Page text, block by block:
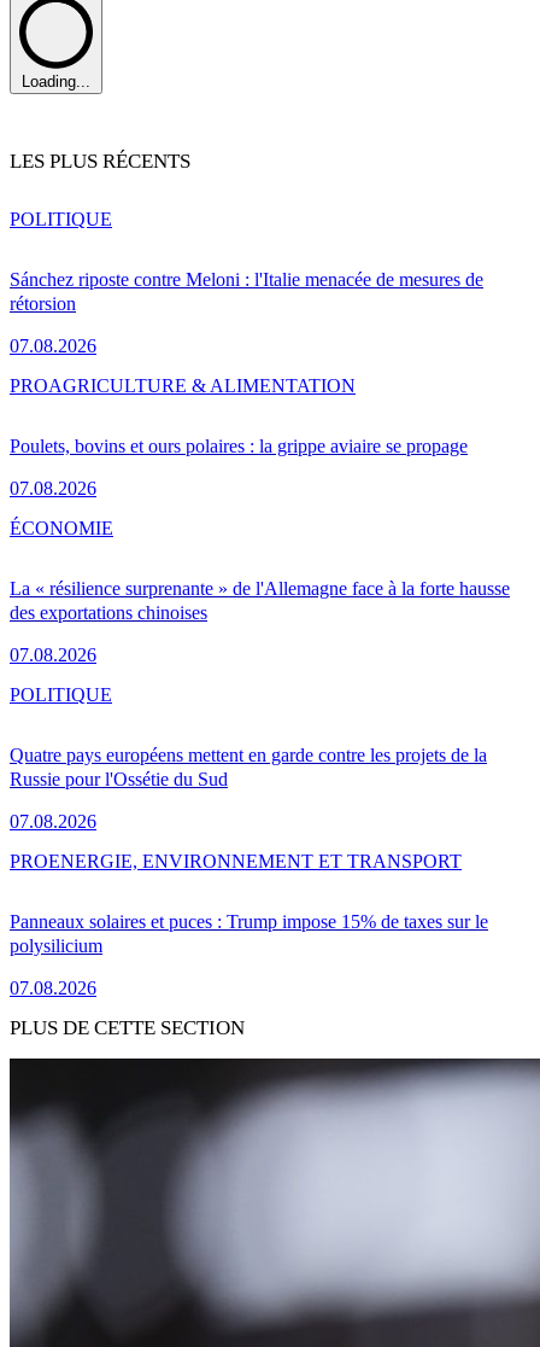
Loading...
LES PLUS RÉCENTS
Sánchez riposte contre Meloni : l'Italie menacée de mesures de
rétorsion
07.08.2026
POLITIQUE
Poulets, bovins et ours polaires : la grippe aviaire se propage
07.08.2026
PROAGRICULTURE & ALIMENTATION
La « résilience surprenante » de l'Allemagne face à la forte hausse
des exportations chinoises
07.08.2026
ÉCONOMIE
Quatre pays européens mettent en garde contre les projets de la
Russie pour l'Ossétie du Sud
07.08.2026
POLITIQUE
Panneaux solaires et puces : Trump impose 15% de taxes sur le
polysilicium
07.08.2026
PROENERGIE, ENVIRONNEMENT ET TRANSPORT
PLUS DE CETTE SECTION